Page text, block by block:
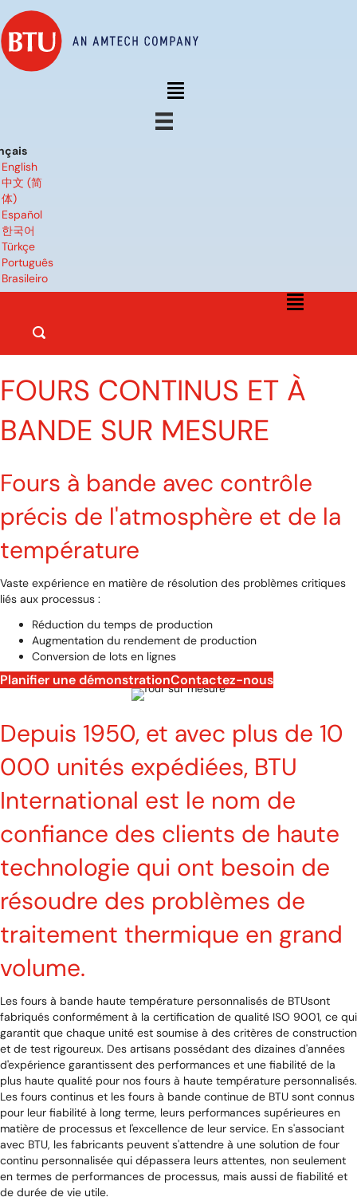
English
中文 (简
体)
Español
한국어
Türkçe
Português
Brasileiro
FOURS CONTINUS ET À
BANDE SUR MESURE
Fours à bande avec contrôle
précis de l'atmosphère et de la
température
Vaste expérience en matière de résolution des problèmes critiques
liés aux processus :
Réduction du temps de production
Augmentation du rendement de production
Conversion de lots en lignes
Planifier une démonstrationContactez-nous
Depuis 1950, et avec plus de 10
000 unités expédiées, BTU
International est le nom de
confiance des clients de haute
technologie qui ont besoin de
résoudre des problèmes de
traitement thermique en grand
volume.
Les fours à bande haute température personnalisés de BTUsont
fabriqués conformément à la certification de qualité ISO 9001, ce qui
garantit que chaque unité est soumise à des critères de construction
et de test rigoureux. Des artisans possédant des dizaines d'années
d'expérience garantissent des performances et une fiabilité de la
plus haute qualité pour nos fours à haute température personnalisés.
Les fours continus et les fours à bande continue de BTU sont connus
pour leur fiabilité à long terme, leurs performances supérieures en
matière de processus et l'excellence de leur service. En s'associant
avec BTU, les fabricants peuvent s'attendre à une solution de four
continu personnalisée qui dépassera leurs attentes, non seulement
en termes de performances de processus, mais aussi de fiabilité et
de durée de vie utile.